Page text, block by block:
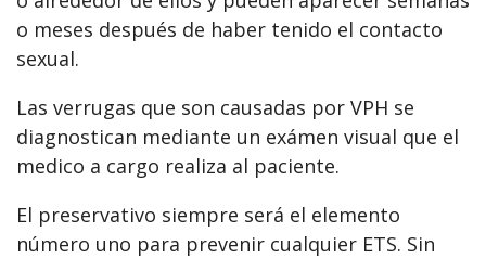
o meses después de haber tenido el contacto
sexual.
Las verrugas que son causadas por VPH se
diagnostican mediante un exámen visual que el
medico a cargo realiza al paciente.
El preservativo siempre será el elemento
número uno para prevenir cualquier ETS. Sin